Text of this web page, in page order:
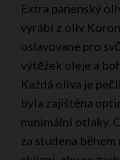
Extra panenský
vyrábí z oliv
oslavované pro
výtěžek oleje a
Každá oliva je
byla zajištěna
minimální otlaky.
za studena